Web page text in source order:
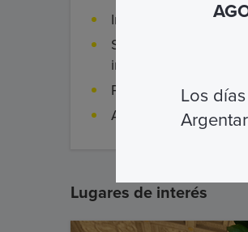
Ingresso ai siti
Servizio Guida in
inglese
Prenotazione
Auricolari
Lugares de interés
Los días